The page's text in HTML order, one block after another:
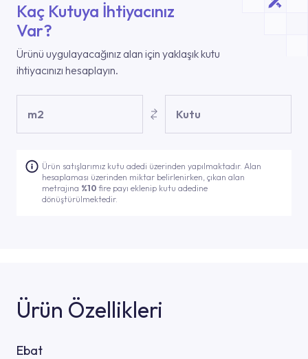
Kaç Kutuya İhtiyacınız
Var?
Ürünü uygulayacağınız alan için yaklaşık kutu
ihtiyacınızı hesaplayın.
m2 Kutu
Ürün satışlarımız kutu adedi üzerinden yapılmaktadır. Alan
hesaplaması üzerinden miktar belirlenirken, çıkan alan
metrajına %10fire payı eklenip kutu adedine
dönüştürülmektedir.
Ürün Özellikleri
Ebat